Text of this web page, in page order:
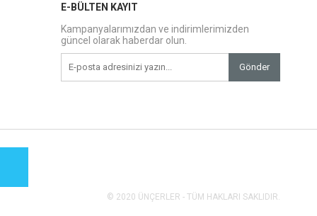
E-BÜLTEN KAYIT
Kampanyalarımızdan ve indirimlerimizden
güncel olarak haberdar olun.
Gönder
© 2020 ÜNÇERLER - TÜM HAKLARI SAKLIDIR.